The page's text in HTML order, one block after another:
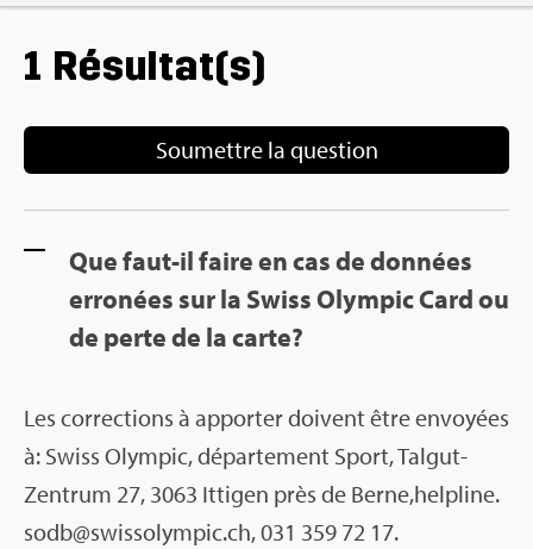
1 Résul­tat(s)
Sou­mettre la ques­tion
Que faut-il faire en cas de don­nées
erro­nées sur la Swiss Olym­pic Card ou
de perte de la carte?
Les cor­rec­tions à appor­ter doivent être envoyées
à: Swiss Olym­pic, dépar­te­ment Sport, Tal­gut-
Zen­trum 27, 3063 Itti­gen près de Berne,hel­pline.​
sodb@​swi​ssol​ympi​c.​ch, 031 359 72 17.